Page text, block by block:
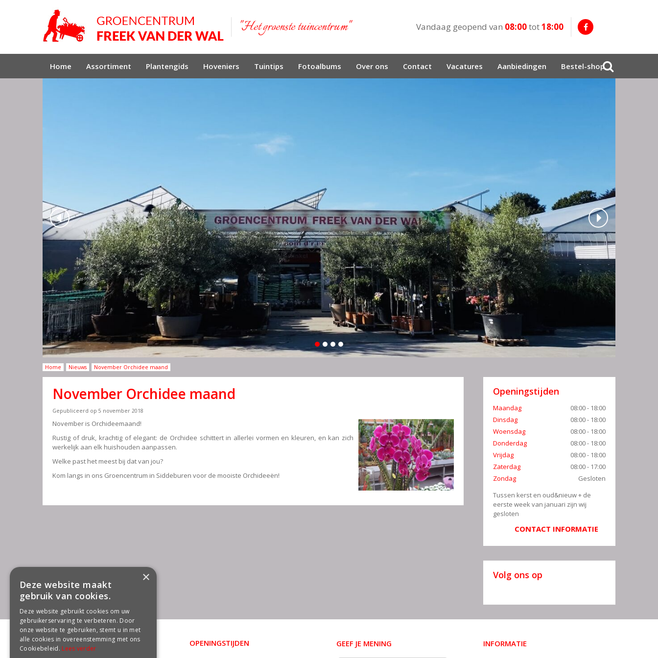
Home Nieuws November Orchidee maand
"Het groenste tuincentrum" Vandaag geopend van 08:00tot18:00
Home Assortiment Plantengids Hoveniers Tuintips Fotoalbums Over ons Contact Vacatures Aanbiedingen Bestel-shop
November Orchidee maand
Gepubliceerd op 5 november 2018
November is Orchideemaand!
Rustig of druk, krachtig of elegant: de Orchidee schittert in allerlei vormen en kleuren, en kan zich
werkelijk aan elk huishouden aanpassen.
Welke past het meest bij dat van jou?
Kom langs in ons Groencentrum in Siddeburen voor de mooiste Orchideeën!
Openingstijden
Maandag
08:00 - 18:00
Dinsdag
08:00 - 18:00
Woensdag
08:00 - 18:00
Donderdag
08:00 - 18:00
Vrijdag
08:00 - 18:00
Zaterdag
08:00 - 17:00
Zondag
Gesloten
Tussen kerst en oud&nieuw + de
eerste week van januari zijn wij
gesloten
CONTACT INFORMATIE
Volg ons op
CONTACT OPENINGSTIJDEN GEEF JE MENING INFORMATIE
×
Deze website maakt
gebruik van cookies.
Deze website gebruikt cookies om uw
gebruikerservaring te verbeteren. Door
onze website te gebruiken, stemt u in met
alle cookies in overeenstemming met ons
Cookiebeleid. Lees verder